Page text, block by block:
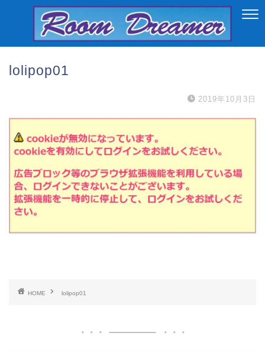
lolipop01
2019年10月3日
HOME lolipop01